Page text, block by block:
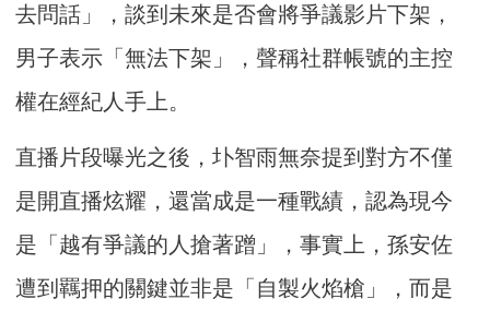
去問話」，談到未來是否會將爭議影片下架，
男子表示「無法下架」，聲稱社群帳號的主控
權在經紀人手上。
直播片段曝光之後，圤智雨無奈提到對方不僅
是開直播炫耀，還當成是一種戰績，認為現今
是「越有爭議的人搶著蹭」，事實上，孫安佐
遭到羈押的關鍵並非是「自製火焰槍」，而是